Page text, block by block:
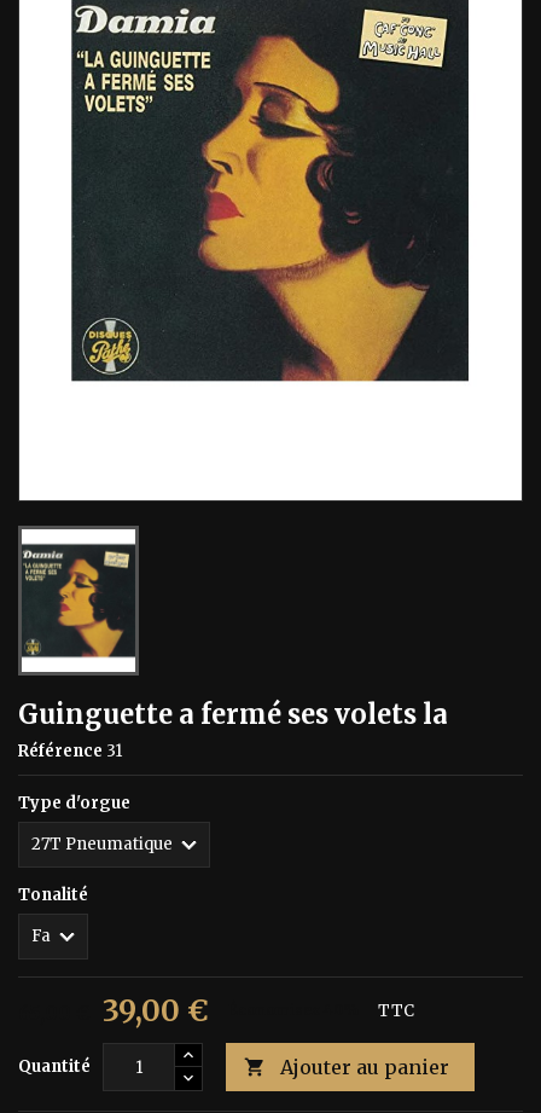
Guinguette a fermé ses volets la
Référence 31
Type d'orgue
Tonalité
39,00 € TTC
Quantité  Ajouter au panier